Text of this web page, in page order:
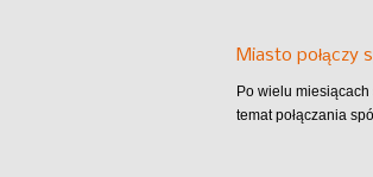
Miasto połączy
Po wielu
temat połączania